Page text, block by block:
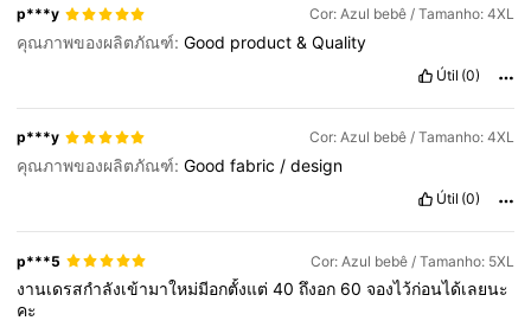
p***y Cor: Azul bebê / Tamanho: 4XL
คุณภาพของผลิตภัณฑ์:Good product&Quality
Útil (0)
p***y Cor: Azul bebê / Tamanho: 4XL
คุณภาพของผลิตภัณฑ์:Goodfabric /design
Útil (0)
p***5 Cor: Azul bebê / Tamanho: 5XL
งานเดรสกำลังเข้ามาใหม่มีอกตั้งแต่40ถึงอก 60จองไว้ก่อนได้เลยนะ
คะ